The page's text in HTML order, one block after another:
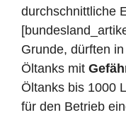
durchschnittliche
Grunde, dürften
Öltanks mit
Öltanks bis 1000
für den Betrieb